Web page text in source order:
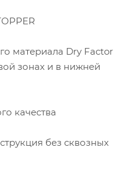
материала Dry Factor
зонах и в нижней
качества
без сквозных